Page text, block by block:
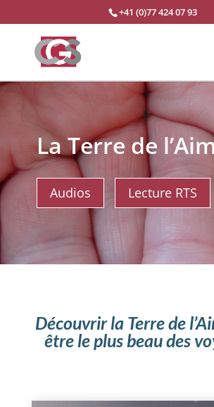
+41 (0)77 424 07 93
La Terre de
Audios Lecture RTS
Découvrir la Terre de
être le plus beau des